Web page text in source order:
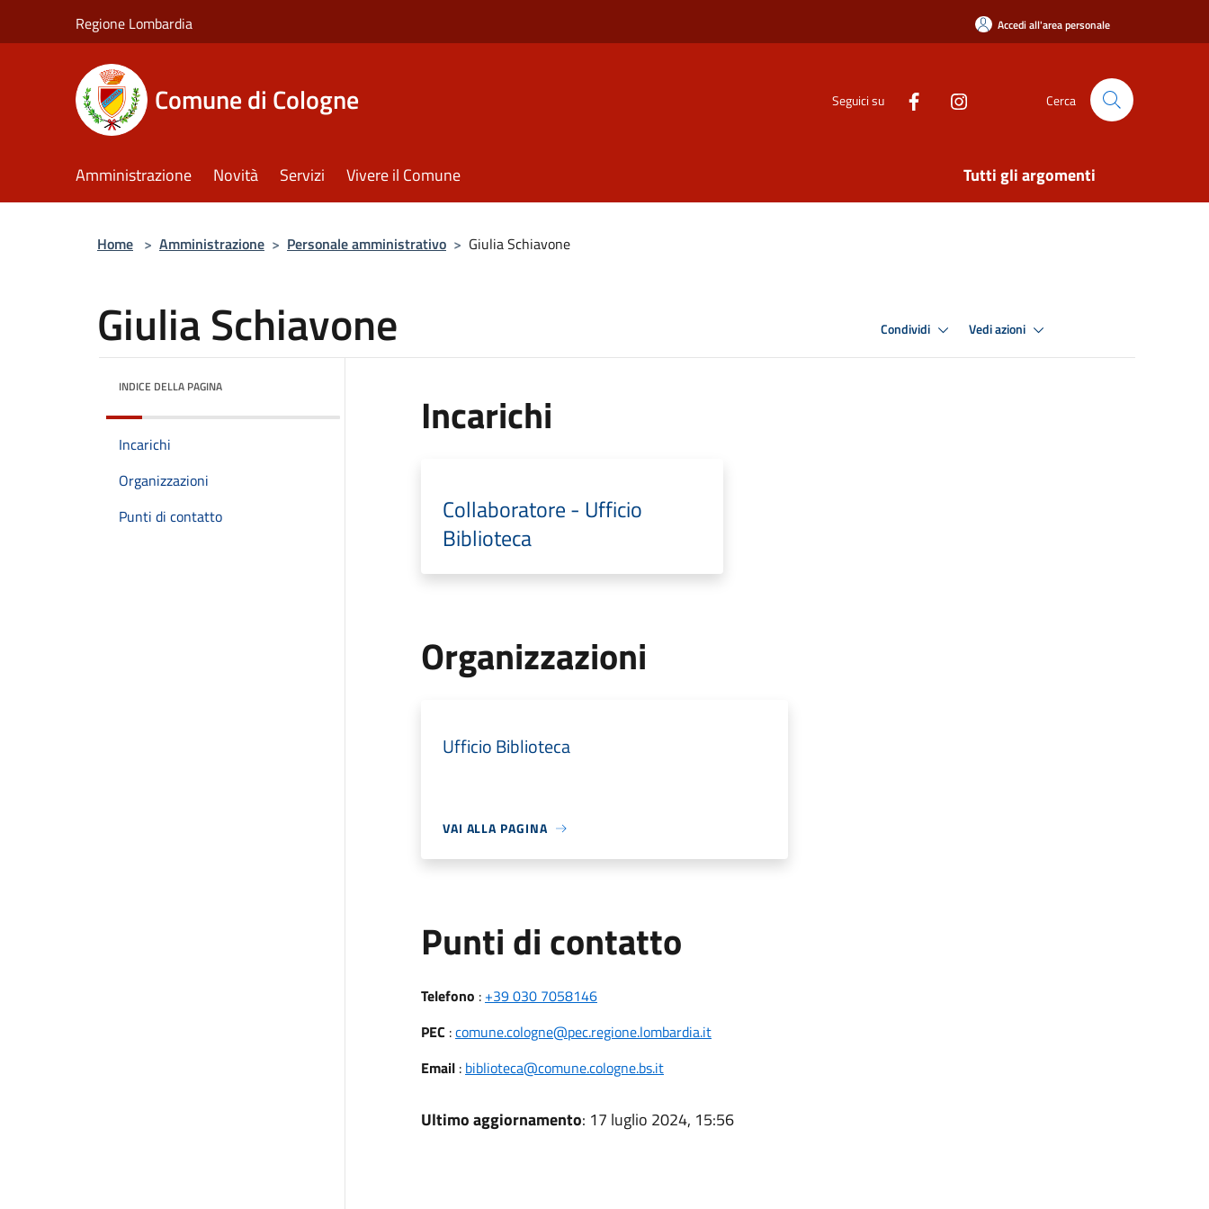
Regione Lombardia Accedi all'area personale
Comune di Cologne Seguici su Cerca
Amministrazione Novità Servizi Vivere il Comune Tutti gli argomenti
Home > Amministrazione > Personale amministrativo > Giulia Schiavone
Giulia Schiavone Condividi Vedi azioni
INDICE DELLA PAGINA
Incarichi
Organizzazioni
Punti di contatto
Incarichi
Collaboratore - Ufficio
Biblioteca
Organizzazioni
Ufficio Biblioteca
VAI ALLA PAGINA
Punti di contatto
Telefono : +39 030 7058146
PEC :comune.cologne@pec.regione.lombardia.it
Email: biblioteca@comune.cologne.bs.it
Ultimo aggiornamento: 17 luglio 2024, 15:56